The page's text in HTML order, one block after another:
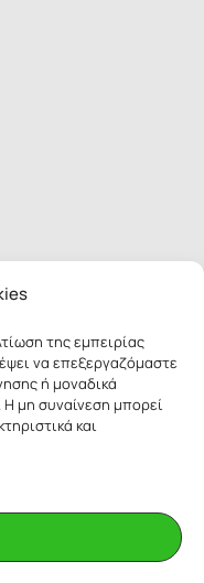
της εμπειρίας
να επεξεργαζόμαστε
ή μοναδικά
μη συναίνεση μπορεί
και
δικαιώματος. Οι
στην Τηνιακός Α.Ε.